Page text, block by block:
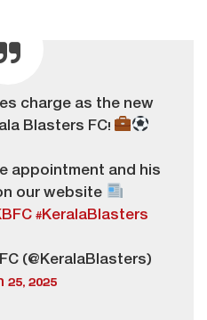
charge as the new
Blasters FC!
appointment and his
our website
#KeralaBlasters
(@KeralaBlasters)
25, 2025